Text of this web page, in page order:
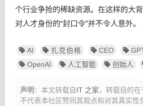
个行业争抢的稀缺资源。在这样的大
对人才身份的“封口令”并不令人意外。
AI 扎克伯格 CEO
OpenAI
人工智能 创始人
声明 ：本文转载自IT 之家，转载目的
不代表本社区赞同其观点和对其真实性